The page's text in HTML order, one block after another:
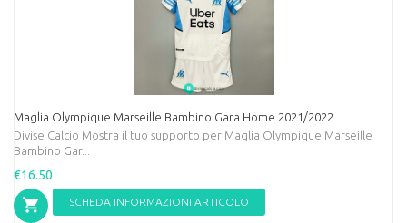
Maglia Olympique Marseille Bambino Gara Home 2021/2022
Divise Calcio Mostra il tuo supporto per Maglia Olympique Marseille
Bambino Gar...
€16.50
SCHEDA INFORMAZIONI ARTICOLO